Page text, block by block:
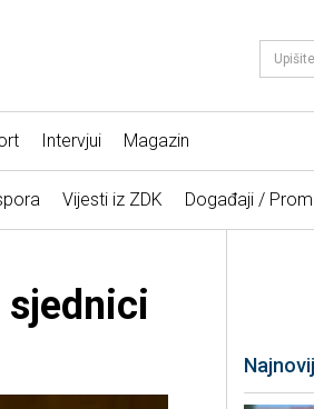
Intervjui Magazin
Vijesti iz ZDK Događaji /
sjednici